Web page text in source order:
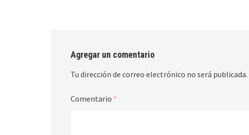
Agregar un comentario
Tu dirección de correo electrónico no será publicada.
Comentario *